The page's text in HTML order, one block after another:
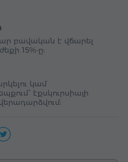
բավական է վճարել
15%-ը:
կամ
էքսկուրսիայի